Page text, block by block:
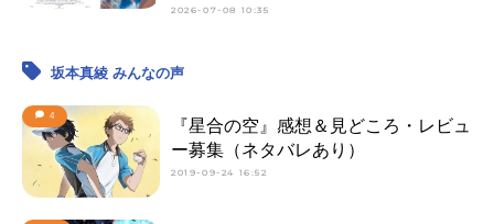
2026-07-08 10:35
坂本真綾 みんなの声
4
『星合の空』感想＆見どころ・レビュ
ー募集（ネタバレあり）
2019-09-24 16:52